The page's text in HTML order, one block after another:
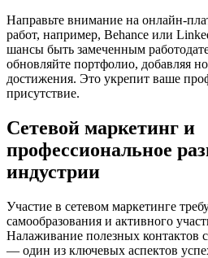
Направьте внимание на онлайн-
работ, например, Behance или
шансы быть замеченным
обновляйте портфолио, добавляя
достижения. Это укрепит ваше
присутствие.
Сетевой маркетинг и
профессиональное
индустрии
Участие в сетевом маркетинге
самообразования и активного
Налаживание полезных контактов
— один из ключевых аспектов